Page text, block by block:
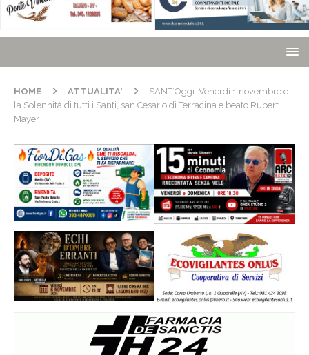
HOME ATTUALITA'
SANT’Oggi. Venerdì 1 novembre è
la Solennità di tutti i Santi, san Cesario di Terracina e beato Rupert
Mayer